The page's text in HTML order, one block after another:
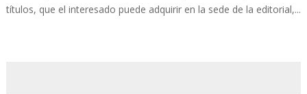
títulos, que el interesado puede adquirir en la sede de la editorial,...